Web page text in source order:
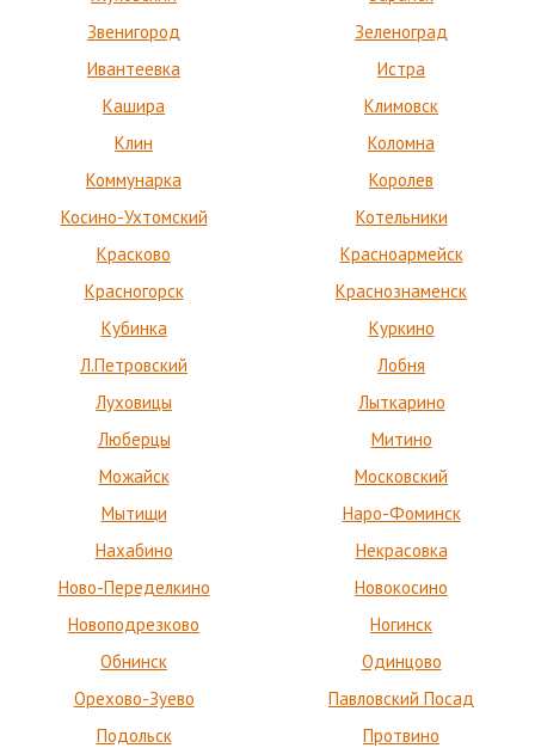
Звенигород
Зеленоград
Ивантеевка
Истра
Кашира
Климовск
Клин
Коломна
Коммунарка
Королев
Косино-Ухтомский
Котельники
Красково
Красноармейск
Красногорск
Краснознаменск
Кубинка
Куркино
Л.Петровский
Лобня
Луховицы
Лыткарино
Люберцы
Митино
Можайск
Московский
Мытищи
Наро-Фоминск
Нахабино
Некрасовка
Ново-Переделкино
Новокосино
Новоподрезково
Ногинск
Обнинск
Одинцово
Орехово-Зуево
Павловский Посад
Подольск
Протвино